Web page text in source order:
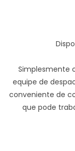
Simplesmente
equipe de
conveniente de
que pode